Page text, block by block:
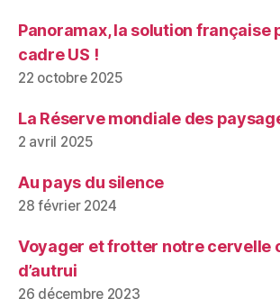
Panoramax, la solution française
cadre US !
22 octobre 2025
La Réserve mondiale des
2 avril 2025
Au pays du silence
28 février 2024
Voyager et frotter notre cervelle
d’autrui
26 décembre 2023